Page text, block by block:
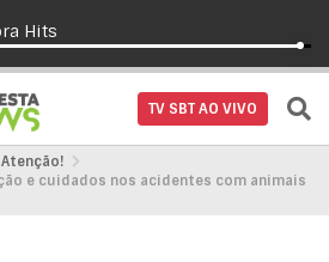
Hits
TV SBT AO VIVO
Atenção!
e cuidados nos acidentes com animais